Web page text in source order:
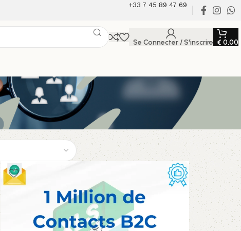
+33 7 45 89 47 69
Se Connecter / S'inscrire € 0,00